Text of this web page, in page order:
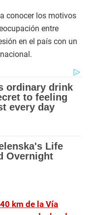
conocer los motivos
entre
en el país con un
km de la Vía